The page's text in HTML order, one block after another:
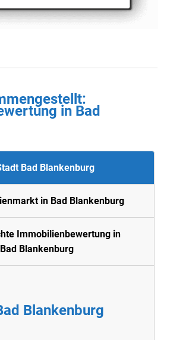
:
in Bad
Bad Blankenburg
in Bad Blankenburg
Immobilienbewertung in
Bad Blankenburg
Blankenburg